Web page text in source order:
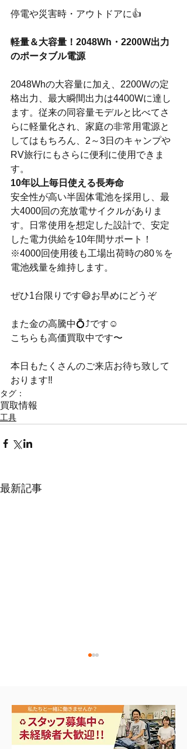
停電や災害時・アウトドアに👍
軽量＆大容量！2048Wh・2200W出力
のポータブル電源
2048Whの大容量に加え、2200Wの定
格出力、最大瞬間出力は4400Wに達し
ます。従来の同容量モデルと比べてさ
らに軽量化され、家庭の非常用電源と
してはもちろん、2～3日のキャンプや
RV旅行にもさらに便利に使用できま
す。
10年以上毎日使える長寿命
安全性が高い半固体電池を採用し、最
大4000回の充放電サイクルがありま
す。日常使用を想定した設計で、安定
した電力供給を10年間サポート！
※4000回使用後も工場出荷時の80％を
電池残量を維持します。
ぜひ1台限りです😄お早めにどうぞ
また金の高騰中💍⤴️です☺️
こちらも高価買取中です〜
本日もたくさんのご来店お待ち致して
おります‼️
タグ：
買取情報
工具
最新記事